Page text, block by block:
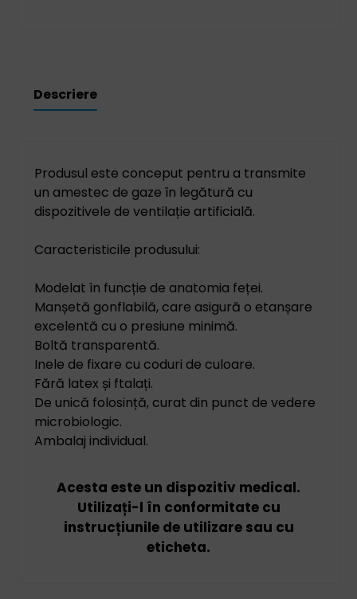
Descriere
Produsul este conceput pentru a transmite
un amestec de gaze în legătură cu
dispozitivele de ventilație artificială.
Caracteristicile produsului:
Modelat în funcție de anatomia feței.
Manșetă gonflabilă, care asigură o etanșare
excelentă cu o presiune minimă.
Boltă transparentă.
Inele de fixare cu coduri de culoare.
Fără latex și ftalați.
De unică folosință, curat din punct de vedere
microbiologic.
Ambalaj individual.
Acesta este un dispozitiv medical.
Utilizați-l în conformitate cu
instrucțiunile de utilizare sau cu
eticheta.